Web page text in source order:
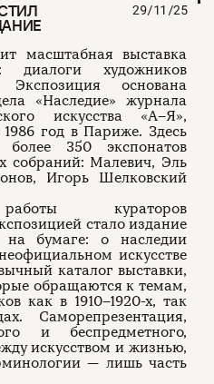
29/11/25
масштабная выставка
диалоги художников
основана
«Наследие» журнала
искусства «А–Я»,
год в Париже. Здесь
350 экспонатов
собраний: Малевич, Эль
Игорь Шелковский
кураторов
стало издание
на бумаге: о наследии
искусстве
каталог выставки,
обращаются к темам,
как в 1910–1920-х, так
Саморепрезентация,
и беспредметного,
искусством и жизнью,
— лишь часть